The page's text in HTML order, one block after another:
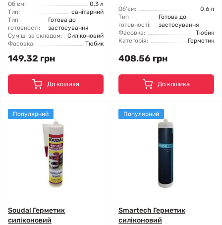
Об'єм:
0,3 л
Тип:
санітарний
Тип
готовності:
Готова до
застосування
Суміші за складом:
Силіконовий
Фасовка:
Тюбик
149.32 грн
До кошика
Об'єм:
0,6 л
Тип
готовності:
Готова до
застосування
Фасовка:
Тюбик
Категорія:
Герметик
408.56 грн
До кошика
Популярний
Soudal Герметик
силіконовий
Популярний
Smartech Герметик
силіконовий